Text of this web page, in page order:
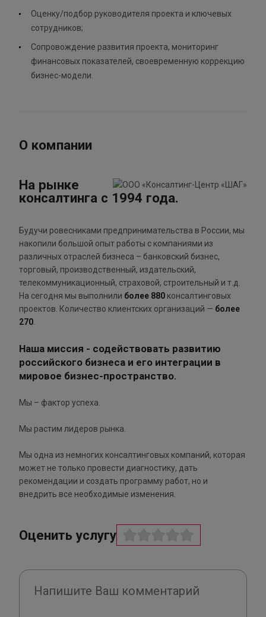
Оценку/подбор руководителя проекта и ключевых
сотрудников;
Сопровождение развития проекта, мониторинг
финансовых показателей, своевременную коррекцию
бизнес-модели.
О компании
На рынке
консалтинга с 1994 года.
Будучи ровесниками предпринимательства в России, мы
накопили большой опыт работы с компаниями из
различных отраслей бизнеса – банковский бизнес,
торговый, производственный, издательский,
телекоммуникационный, страховой, строительный и т.д.
На сегодня мы выполнили более 880 консалтинговых
проектов. Количество клиентских организаций — более
270
Наша миссия - содействовать развитию
российского бизнеса и его интеграции в
мировое бизнес-пространство.
Мы – фактор успеха.
Мы растим лидеров рынка.
Мы одна из немногих консалтинговых компаний, которая
может не только провести диагностику, дать
рекомендации и создать программу работ, но и
внедрить все необходимые изменения.
Оценить услугу